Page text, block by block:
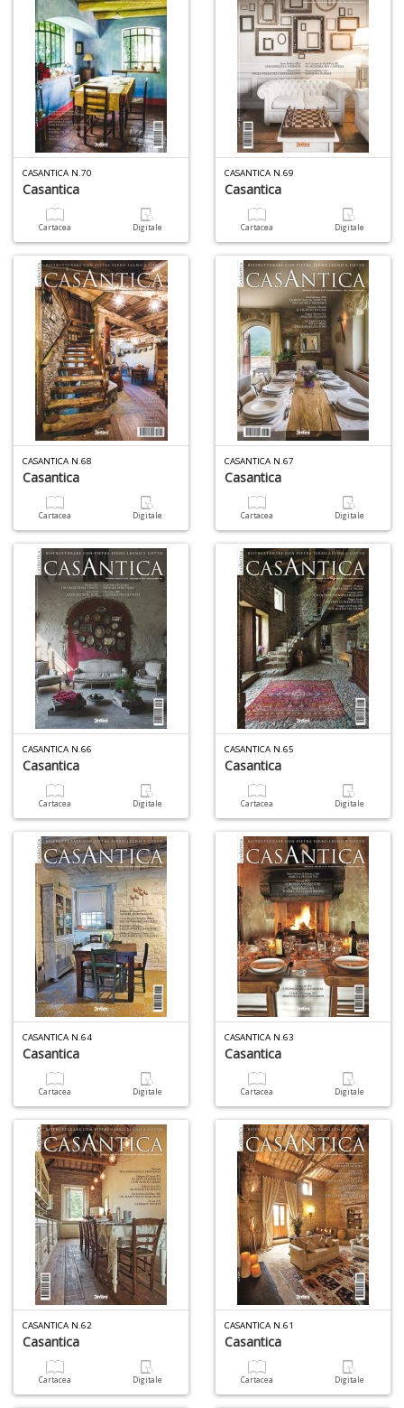
CASANTICA N.70
Casantica
Cartacea Digitale
CASANTICA N.69
Casantica
Cartacea Digitale
CASANTICA N.68
Casantica
Cartacea Digitale
CASANTICA N.67
Casantica
Cartacea Digitale
CASANTICA N.66
Casantica
Cartacea Digitale
CASANTICA N.65
Casantica
Cartacea Digitale
CASANTICA N.64
Casantica
Cartacea Digitale
CASANTICA N.63
Casantica
Cartacea Digitale
CASANTICA N.62
Casantica
Cartacea Digitale
CASANTICA N.61
Casantica
Cartacea Digitale